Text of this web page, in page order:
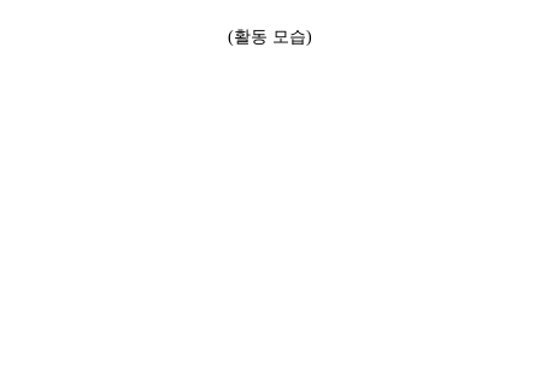
(활동 모습)